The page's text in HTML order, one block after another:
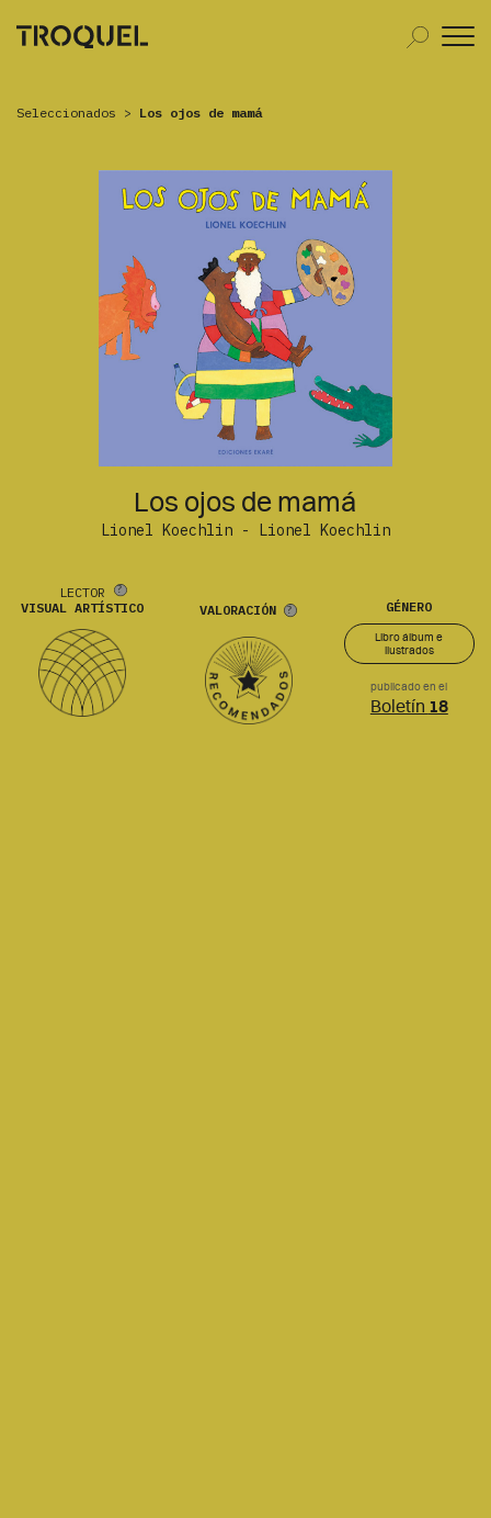
Seleccionados > Los ojos de mamá
Los ojos de mamá
Lionel Koechlin - Lionel Koechlin
LECTOR
VISUAL ARTÍSTICO
VALORACIÓN GÉNERO
Libro álbum e
ilustrados
publicado en el
Boletín 18